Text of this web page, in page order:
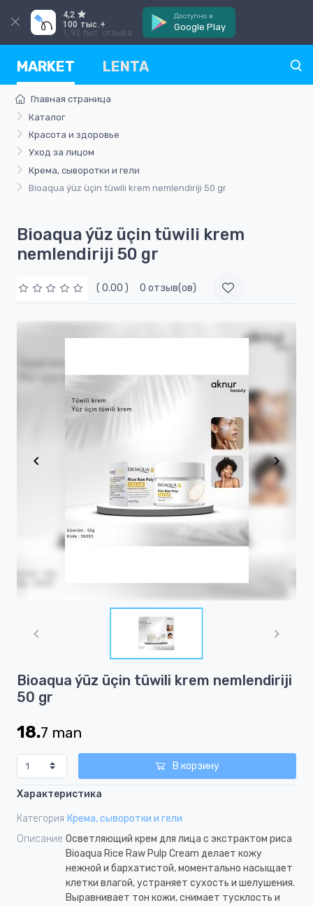
4,2
100 тыс.+
1,92 тыс. отзыва
Доступно в
Google Play
MARKET LENTA
Главная страница
Каталог
Красота и здоровье
Уход за лицом
Крема, сыворотки и гели
Bioaqua ýüz üçin tüwili krem nemlendiriji 50 gr
Bioaqua ýüz üçin tüwili krem
nemlendiriji 50 gr
( 0.00 ) 0 отзыв(ов)
1
of
Bioaqua ýüz üçin tüwili krem nemlendiriji
50 gr
18.7 man
В корзину
Характеристика
Категория Крема, сыворотки и гели
Описание Осветляющий крем для лица с экстрактом риса
Bioaqua Rice Raw Pulp Cream делает кожу
нежной и бархатистой, моментально насыщает
клетки влагой, устраняет сухость и шелушения.
Выравнивает тон кожи, снимает тусклость и